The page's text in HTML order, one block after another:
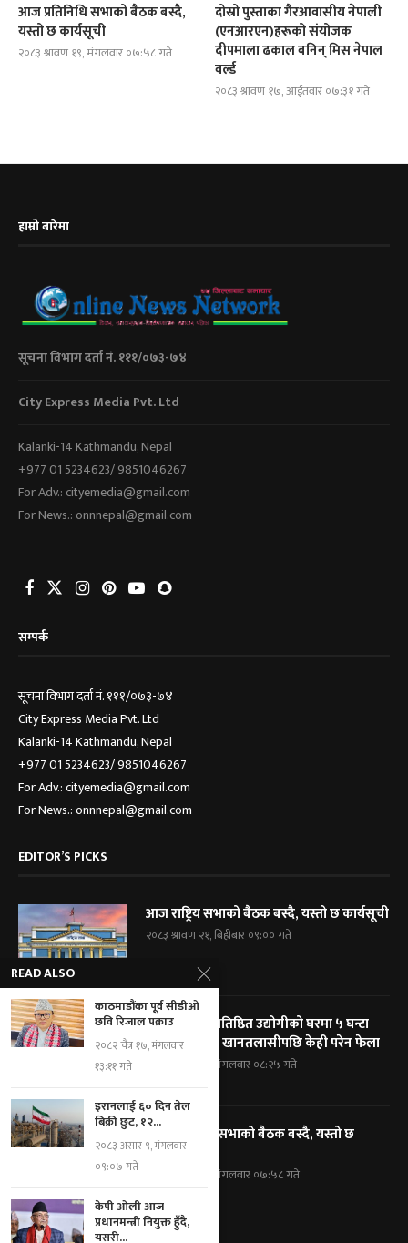
आज प्रतिनिधि सभाको बैठक बस्दै,
यस्तो छ कार्यसूची
२०८३ श्रावण १९, मंगलवार ०७:५८ गते
दोस्रो पुस्ताका गैरआवासीय नेपाली
(एनआरएन)हरूको संयोजक
दीपमाला ढकाल बनिन् मिस नेपाल
वर्ल्ड
२०८३ श्रावण १७, आईतवार ०७:३१ गते
हाम्रो बारेमा
सूचना विभाग दर्ता नं. १११/०७३-७४
City Express Media Pvt. Ltd
Kalanki-14 Kathmandu, Nepal
+977 01 5234623/ 9851046267
For Adv.: cityemedia@gmail.com
For News.: onnnepal@gmail.com
सम्पर्क
सूचना विभाग दर्ता नं. १११/०७३-७४
City Express Media Pvt. Ltd
Kalanki-14 Kathmandu, Nepal
+977 01 5234623/ 9851046267
For Adv.: cityemedia@gmail.com
For News.: onnnepal@gmail.com
EDITOR’S PICKS
आज राष्ट्रिय सभाको बैठक बस्दै, यस्तो छ कार्यसूची
२०८३ श्रावण २१, बिहीबार ०९:०० गते
विराटनगरका प्रतिष्ठित उद्योगीको घरमा ५ घन्टा
प्रहरी घेराबन्दी, खानतलासीपछि केही परेन फेला
२०८३ श्रावण १९, मंगलवार ०८:२५ गते
आज प्रतिनिधि सभाको बैठक बस्दै, यस्तो छ
कार्यसूची
२०८३ श्रावण १९, मंगलवार ०७:५८ गते
READ ALSO
काठमाडौंका पूर्व सीडीओ
छवि रिजाल पक्राउ
२०८२ चैत्र १७, मंगलवार
१३:११ गते
इरानलाई ६० दिन तेल
बिक्री छुट, १२...
२०८३ असार ९, मंगलवार
०९:०७ गते
केपी ओली आज
प्रधानमन्त्री नियुक्त हुँदै,
यसरी...